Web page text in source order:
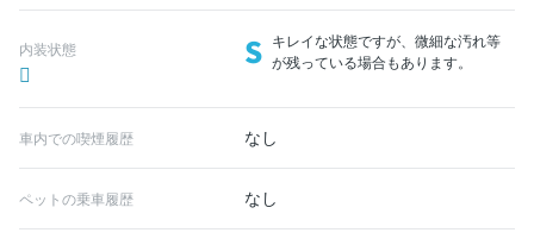
内装状態 S キレイな状態ですが、微細な汚れ等
が残っている場合もあります。
車内での喫煙履歴 なし
ペットの乗車履歴 なし